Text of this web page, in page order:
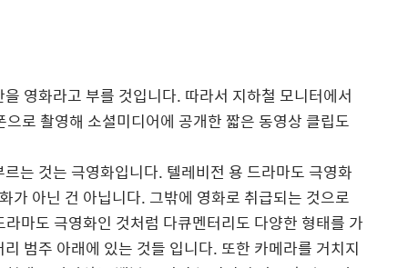
영화라고 부를 것입니다. 따라서 지하철 모니터에서
로 촬영해 소셜미디어에 공개한 짧은 동영상 클립도
는 것는 극영화입니다. 텔레비전 용 드라마도 극영화
가 아닌 건 아닙니다. 그밖에 영화로 취급되는 것으로
마도 극영화인 것처럼 다큐멘터리도 다양한 형태를 가
범주 아래에 있는 것들 입니다. 또한 카메라를 거치지